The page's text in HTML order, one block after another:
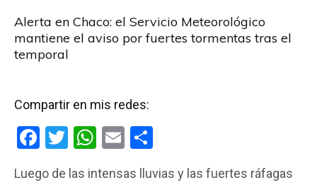
Alerta en Chaco: el Servicio Meteorológico
mantiene el aviso por fuertes tormentas tras el
temporal
Compartir en mis redes:
F
T
W E
Luego de las intensas lluvias y las fuertes ráfagas